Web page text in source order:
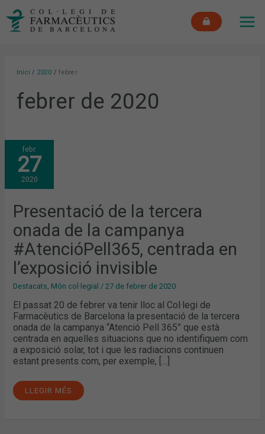
Inici 2020 febrer
febrer de 2020
febr.
27
2020
Presentació de la tercera
onada de la campanya
#AtencióPell365, centrada en
l’exposició invisible
Destacats Món col·legial /27 de febrer de 2020
El passat 20 de febrer va tenir lloc al Col·legi de
Farmacèutics de Barcelona la presentació de la tercera
onada de la campanya “Atenció Pell 365” que està
centrada en aquelles situacions que no identifiquem com
a exposició solar, tot i que les radiacions continuen
estant presents com, per exemple, […]
PRESENTACIÓ
DE
LA
TERCERA
ONADA
DE
LA
#ATENCIÓPELL365,
CENTRADA
EN
L’EXPOSICIÓ
INVISIBLE
LLEGIR MÉS